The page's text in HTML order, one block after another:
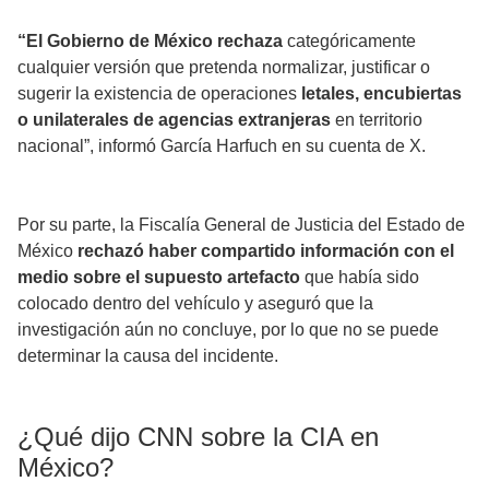
“El Gobierno de México rechaza categóricamente
cualquier versión que pretenda normalizar, justificar o
sugerir la existencia de operaciones letales, encubiertas
o unilaterales de agencias extranjeras en territorio
nacional”, informó García Harfuch en su cuenta de X.
Por su parte, la Fiscalía General de Justicia del Estado de
México rechazó haber compartido información con el
medio sobre el supuesto artefacto que había sido
colocado dentro del vehículo y aseguró que la
investigación aún no concluye, por lo que no se puede
determinar la causa del incidente.
¿Qué dijo CNN sobre la CIA en
México?